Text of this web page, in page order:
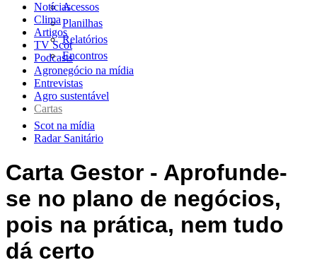
Acessos
Planilhas
Relatórios
Encontros
Notícias
Clima
Artigos
TV Scot
Podcasts
Agronegócio na mídia
Entrevistas
Agro sustentável
Cartas
Scot na mídia
Radar Sanitário
Carta Gestor - Aprofunde-
se no plano de negócios,
pois na prática, nem tudo
dá certo